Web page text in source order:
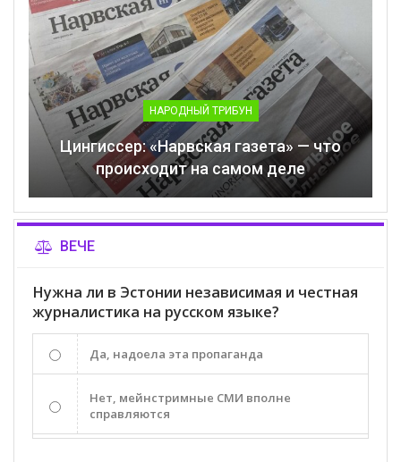
НАРОДНЫЙ ТРИБУН
Цингиссер: «Нарвская газета» — что
происходит на самом деле
ВЕЧЕ
Нужна ли в Эстонии независимая и честная
журналистика на русском языке?
Да, надоела эта пропаганда
Нет, мейнстримные СМИ вполне
справляются